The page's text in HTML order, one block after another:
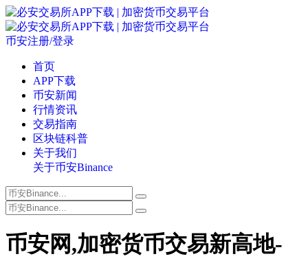
币安注册/登录
首页
APP下载
币安新闻
行情资讯
交易指南
区块链科普
关于我们
关于币安Binance
币安网,加密货币交易新高地-